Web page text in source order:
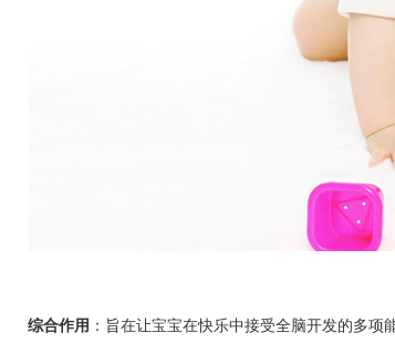
综合作用 ：旨在让宝宝在快乐中接受全脑开发的多